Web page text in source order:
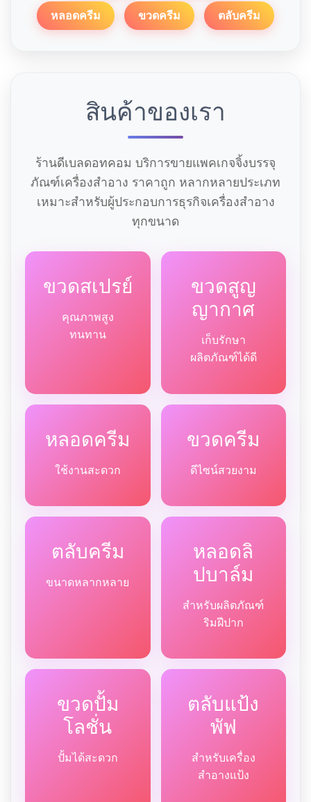
หลอดครีม ขวดครีม ตลับครีม
สินค้าของเรา
ร้านดีเบลดอทคอม บริการขายแพคเกจจิ้งบรรจุ
ภัณฑ์เครื่องสำอาง ราคาถูก หลากหลายประเภท
เหมาะสำหรับผู้ประกอบการธุรกิจเครื่องสำอาง
ทุกขนาด
ขวดสเปรย์
คุณภาพสูง
ทนทาน
ขวดสูญ
ญากาศ
เก็บรักษา
ผลิตภัณฑ์ได้ดี
หลอดครีม
ใช้งานสะดวก
ขวดครีม
ดีไซน์สวยงาม
ตลับครีม
ขนาดหลากหลาย
หลอดลิ
ปบาล์ม
สำหรับผลิตภัณฑ์
ริมฝีปาก
ขวดปั้ม
โลชั่น
ปั้มได้สะดวก
ตลับแป้ง
พัฟ
สำหรับเครื่อง
สำอางแป้ง